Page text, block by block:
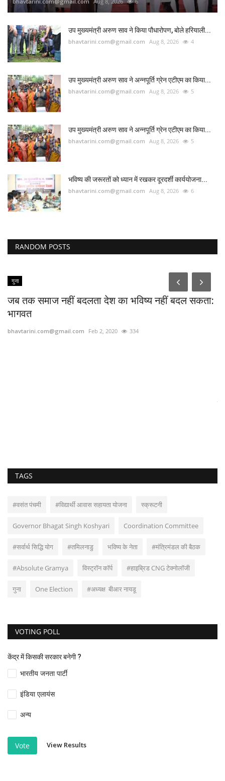
उप मुख्यमंत्री अरुण साव ने किया पौधारोपण, बोले हरियाली...
bhavtarini.com@gmail.com Aug 8, 2026 4
उप मुख्यमंत्री अरुण साव ने अन्नपूर्ति ग्रेन एटीएम का किया...
bhavtarini.com@gmail.com Aug 8, 2026 5
उप मुख्यमंत्री अरुण साव ने अन्नपूर्ति ग्रेन एटीएम का किया...
bhavtarini.com@gmail.com Aug 8, 2026 5
भविष्य की जरूरतों को ध्यान में रखकर दूरदर्शी कार्ययोजना...
bhavtarini.com@gmail.com Aug 8, 2026 6
RANDOM POSTS
गुना
जब तक समाज नहीं बदलता देश का भविष्य नहीं बदल सकता:
भागवत
bhavtarini.com@gmail.com Feb 2, 2020 334
TAGS
#वसंत पंचमी #विद्यार्थी आवास सहायता योजना स्क्रूटनी
Governor Bhagat Singh Koshyari Coordination Committee
#सर्वार्थ सिद्धि योग #तमिलनाडु भविष्य के नेता #मंत्रिमंडल की बैठक
#Absolute Gramya विस्ट्रॉन कॉर्प #हाइ‌ब्रिड CNG टेक्नोलॉजी
गुना One Election #अध्यक्ष बीआर नायडू
VOTING POLL
केंद्र में किसकी सरकार बनेगी ?
भारतीय जनता पार्टी
इंडिया एलायंस
अन्य
Vote View Results